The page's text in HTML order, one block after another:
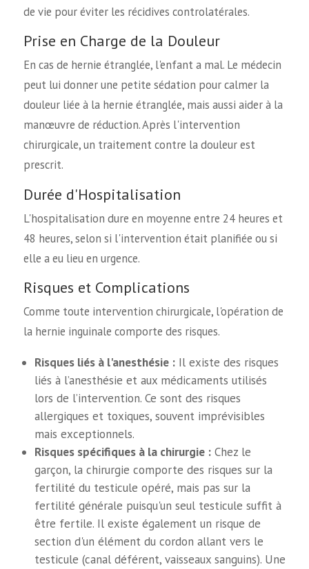
de vie pour éviter les récidives controlatérales.
Prise en Charge de la Douleur
En cas de hernie étranglée, l'enfant a mal. Le médecin
peut lui donner une petite sédation pour calmer la
douleur liée à la hernie étranglée, mais aussi aider à la
manœuvre de réduction. Après l'intervention
chirurgicale, un traitement contre la douleur est
prescrit.
Durée d'Hospitalisation
L'hospitalisation dure en moyenne entre 24 heures et
48 heures, selon si l'intervention était planifiée ou si
elle a eu lieu en urgence.
Risques et Complications
Comme toute intervention chirurgicale, l'opération de
la hernie inguinale comporte des risques.
Risques liés à l'anesthésie : Il existe des risques
liés à l’anesthésie et aux médicaments utilisés
lors de l’intervention. Ce sont des risques
allergiques et toxiques, souvent imprévisibles
mais exceptionnels.
Risques spécifiques à la chirurgie : Chez le
garçon, la chirurgie comporte des risques sur la
fertilité du testicule opéré, mais pas sur la
fertilité générale puisqu'un seul testicule suffit à
être fertile. Il existe également un risque de
section d'un élément du cordon allant vers le
testicule (canal déférent, vaisseaux sanguins). Une